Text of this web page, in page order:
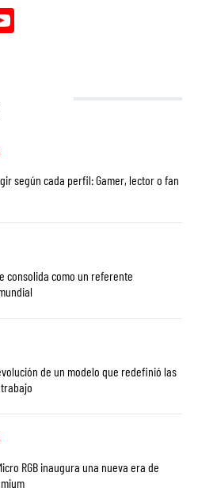
según cada perfil: Gamer, lector o fan
consolida como un referente
de un modelo que redefinió las
RGB inaugura una nueva era de